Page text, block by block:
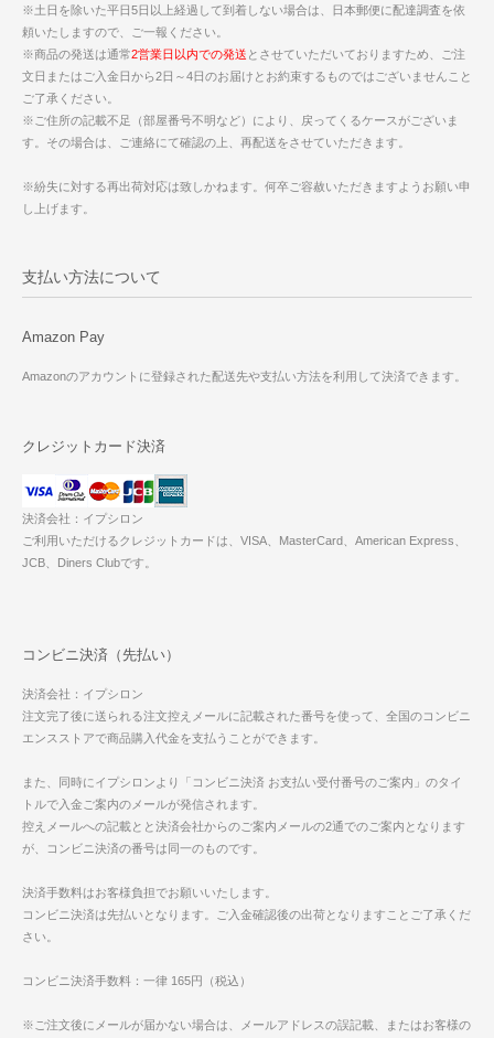
※土日を除いた平日5日以上経過して到着しない場合は、日本郵便に配達調査を依
頼いたしますので、ご一報ください。
※商品の発送は通常2営業日以内での発送 とさせていただいておりますため、ご注
文日またはご入金日から2日～4日のお届けとお約束するものではございませんこと
ご了承ください。
※ご住所の記載不足（部屋番号不明など）により、戻ってくるケースがございま
す。その場合は、ご連絡にて確認の上、再配送をさせていただきます。
※紛失に対する再出荷対応は致しかねます。何卒ご容赦いただきますようお願い申
し上げます。
支払い方法について
Amazon Pay
Amazonのアカウントに登録された配送先や支払い方法を利用して決済できます。
クレジットカード決済
決済会社：イプシロン
ご利用いただけるクレジットカードは、VISA、MasterCard、American Express、
JCB、Diners Clubです。
コンビニ決済（先払い）
決済会社：イプシロン
注文完了後に送られる注文控えメールに記載された番号を使って、全国のコンビニ
エンスストアで商品購入代金を支払うことができます。
また、同時にイプシロンより「コンビニ決済 お支払い受付番号のご案内」のタイ
トルで入金ご案内のメールが発信されます。
控えメールへの記載とと決済会社からのご案内メールの2通でのご案内となります
が、コンビニ決済の番号は同一のものです。
決済手数料はお客様負担でお願いいたします。
コンビニ決済は先払いとなります。ご入金確認後の出荷となりますことご了承くだ
さい。
コンビニ決済手数料：一律 165円（税込）
※ご注文後にメールが届かない場合は、メールアドレスの誤記載、またはお客様の